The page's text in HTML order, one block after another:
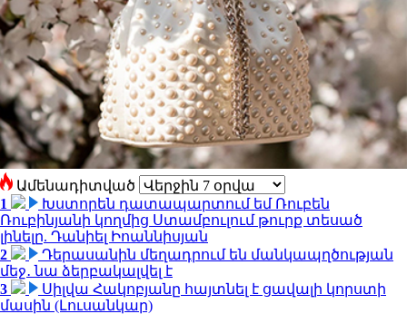
Ամենադիտված
1
Խստորեն դատապարտում եմ Ռուբեն
Ռուբինյանի կողմից Ստամբուլում թուրք տեսած
լինելը. Դանիել Իոաննիսյան
2
Դերասանին մեղադրում են մանկապղծության
մեջ․ նա ձերբակալվել է
3
Սիլվա Հակոբյանը հայտնել է ցավալի կորստի
մասին (Լուսանկար)